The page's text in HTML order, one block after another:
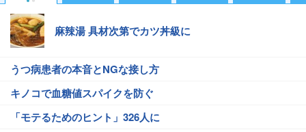
麻辣湯 具材次第でカツ丼級に
うつ病患者の本音とNGな接し方
キノコで血糖値スパイクを防ぐ
「モテるためのヒント」326人に